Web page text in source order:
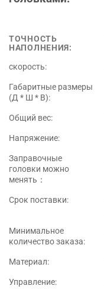
ТОЧНОСТЬ
НАПОЛНЕНИЯ:
скорость:
Габаритные размеры
(Д * Ш * В):
Общий вес:
Напряжение:
Заправочные
головки можно
менять：
Срок поставки:
Минимальное
количество заказа:
Материал:
Управление: